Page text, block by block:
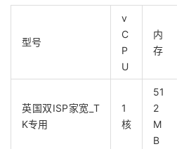
型号
v
C
P
U
内
存
英国双ISP家宽_T
K专用
1
核
51
2
M
B